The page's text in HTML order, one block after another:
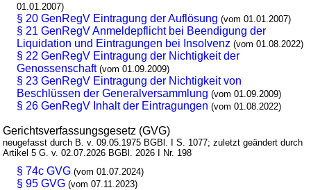
01.01.2007)
§ 20 GenRegV Eintragung der Auflösung (vom 01.01.2007)
§ 21 GenRegV Anmeldepflicht bei Beendigung der
Liquidation und Eintragungen bei Insolvenz (vom 01.08.2022)
§ 22 GenRegV Eintragung der Nichtigkeit der
Genossenschaft (vom 01.09.2009)
§ 23 GenRegV Eintragung der Nichtigkeit von
Beschlüssen der Generalversammlung (vom 01.09.2009)
§ 26 GenRegV Inhalt der Eintragungen (vom 01.08.2022)
Gerichtsverfassungsgesetz (GVG)
neugefasst durch B. v. 09.05.1975 BGBl. I S. 1077; zuletzt geändert durch
Artikel 5 G. v. 02.07.2026 BGBl. 2026 I Nr. 198
§ 74c GVG (vom 01.07.2024)
§ 95 GVG (vom 07.11.2023)